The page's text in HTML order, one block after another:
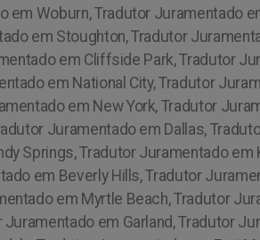
Woburn, Tradutor Juramentado
em Stoughton, Tradutor
em Cliffside Park, Tradutor
em National City, Tradutor
em New York, Tradutor
Juramentado em Dallas,
Springs, Tradutor Juramentado em
em Beverly Hills, Tradutor
em Myrtle Beach, Tradutor
em Garland, Tradutor